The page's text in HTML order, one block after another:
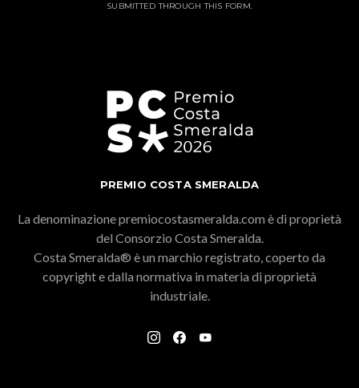
SUBMITTED THROUGH THIS FORM.
PREMIO COSTA SMERALDA
La denominazione premiocostasmeralda.com è di proprietà
del Consorzio Costa Smeralda.
Costa Smeralda® è un marchio registrato, coperto da
copyright e dalla normativa in materia di proprietà
industriale.